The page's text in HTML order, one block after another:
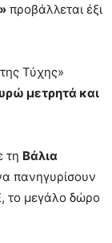
προβάλλεται έξι
Τύχης»
μετρητά και
τη Βάλια
πανηγυρίσουν
το μεγάλο δώρο